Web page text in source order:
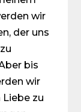
wir
der uns
bis
wir
zu